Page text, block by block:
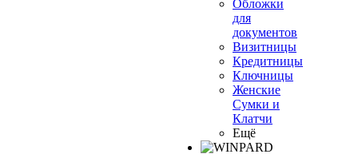
Обложки
для
документов
Визитницы
Кредитницы
Ключницы
Женские
Сумки и
Клатчи
Ещё